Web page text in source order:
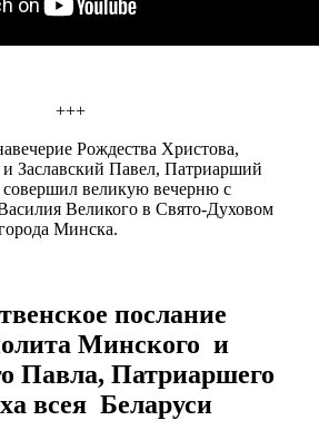
+++
Рождества Христова,
Заславский Павел, Патриарший
совершил великую вечерню с
Великого в Свято-Духовом
Минска.
послание
Минского и
Павла, Патриаршего
всея Беларуси